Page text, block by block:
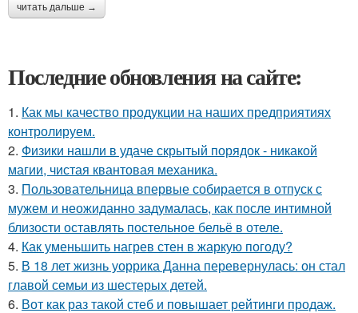
читать дальше →
Последние обновления на сайте:
1. Как мы качество продукции на наших предприятиях
контролируем.
2. Физики нашли в удаче скрытый порядок - никакой
магии, чистая квантовая механика.
3. Пользовательница впервые собирается в отпуск с
мужем и неожиданно задумалась, как после интимной
близости оставлять постельное бельё в отеле.
4. Как уменьшить нагрев стен в жаркую погоду?
5. В 18 лет жизнь уоррика Данна перевернулась: он стал
главой семьи из шестерых детей.
6. Вот как раз такой стеб и повышает рейтинги продаж.